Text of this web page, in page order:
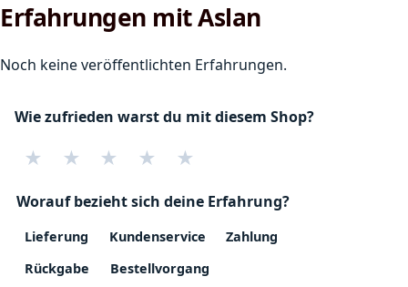
Erfahrungen mit Aslan
Noch keine veröffentlichten Erfahrungen.
Wie zufrieden warst du mit diesem Shop?
★ ★ ★ ★ ★
Worauf bezieht sich deine Erfahrung?
Lieferung Kundenservice
Zahlung
Rückgabe
Bestellvorgang